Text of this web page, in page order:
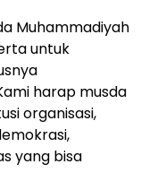
Muhammadiyah
untuk
harap musda
organisasi,
yang bisa